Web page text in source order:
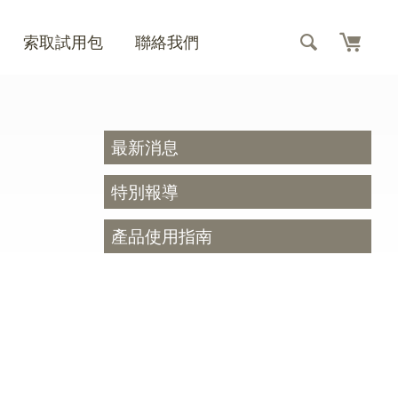
索取試用包 聯絡我們
最新消息
特別報導
產品使用指南